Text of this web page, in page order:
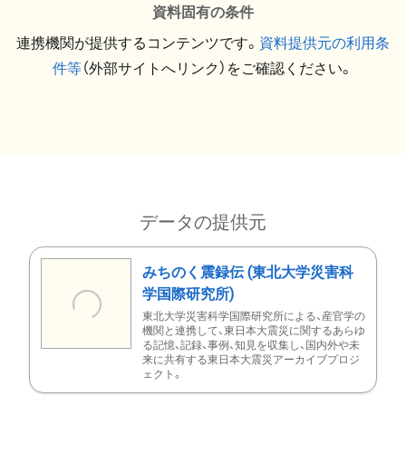
資料固有の条件
連携機関が提供するコンテンツです。 資料提供元の利用条
件等（外部サイトへリンク）をご確認ください。
データの提供元
みちのく震録伝 (東北大学災害科
学国際研究所)
東北大学災害科学国際研究所による、産官学の
機関と連携して、東日本大震災に関するあらゆ
る記憶、記録、事例、知見を収集し、国内外や未
来に共有する東日本大震災アーカイブプロジ
ェクト。